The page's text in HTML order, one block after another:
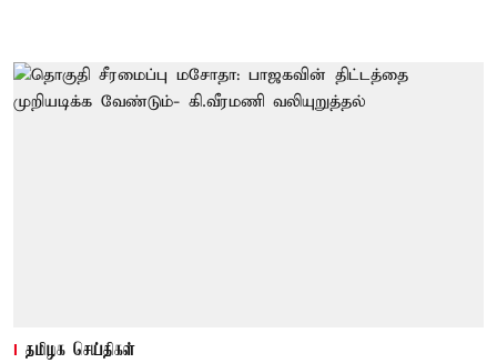
தமிழக செய்திகள்